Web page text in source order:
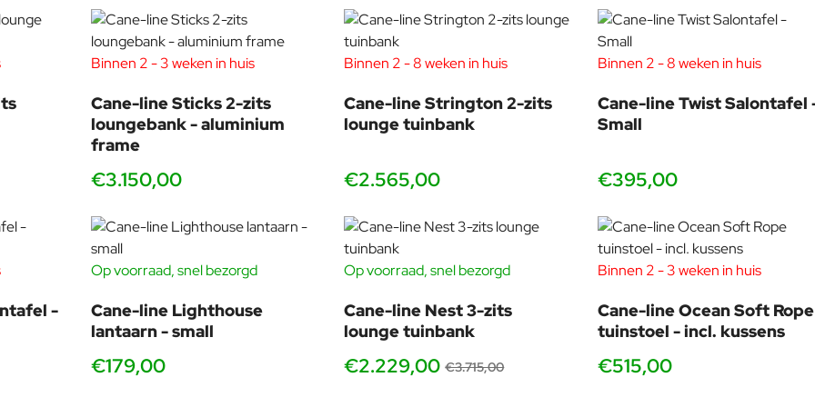
Teak
Reinig dagelijks met een vochtige doek, water en afwasmiddel.
U kunt ook een oplossing van zeepvlokken gebruiken om het
hout te verzadigen, zodat het meubel minder snel vlekken
gebruiken om uw teakhouten meubelen te reinigen.Er zijn
verschillende manieren om uw meubels in de herfst- en
gemakkelijker te maken. 1. Het is het beste om uw meubels op
beschermd zijn tegen de elementen. 2. U kunt ze ook buiten
laten staan ​​onder een meubelhoes. Houd er echter rekening
mee dat er condensatie kan ontstaan ​​onder de meubelhoes,
wat schimmel en meeldauw kan veroorzaken. Zorg er daarom
voor dat u af en toe de hoes van de meubels af tilt om een ​​
goede luchtcirculatie te garanderen en condensatie te
minimaliseren.
Binnen 2 - 3 weken in huis
Cane-line Sticks 2-zits
loungebank - aluminium
frame
€3.150,00
Binnen 2 - 8 weken in huis
Cane-line Strington 2-zits
lounge tuinbank
€2.565,00
Binnen 2 - 8 weken in huis
Cane-line Twist Salontafel
Small
€395,00
-
Op voorraad, snel bezorgd
Cane-line Lighthouse
lantaarn - small
€179,00
Op voorraad, snel bezorgd
Cane-line Nest 3-zits
lounge tuinbank
€2.229,00 €3.715,00
Binnen 2 - 3 weken in huis
Cane-line Ocean Soft Rope
tuinstoel - incl. kussens
€515,00